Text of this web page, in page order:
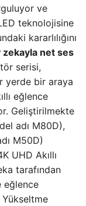
ve
teknolojisine
kararlılığını
zekayla net ses
serisi,
yerde bir araya
eğlence
Geliştirilmekte
adı M80D),
M50D)
UHD Akıllı
tarafından
eğlence